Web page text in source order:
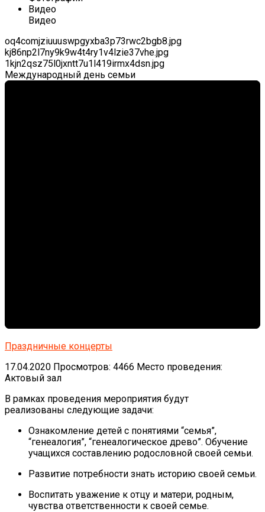
Видео
Видео
oq4comjziuuuswpgyxba3p73rwc2bgb8.jpg
kj86np2l7ny9k9w4t4ry1v4lzie37vhe.jpg
1kjn2qsz75l0jxntt7u1l419irmx4dsn.jpg
Международный день семьи
Праздничные концерты
17.04.2020 Просмотров: 4466 Место проведения:
Актовый зал
В рамках проведения мероприятия будут
реализованы следующие задачи:
Ознакомление детей с понятиями “семья”,
“генеалогия”, “генеалогическое древо”. Обучение
учащихся составлению родословной своей семьи.
Развитие потребности знать историю своей семьи.
Воспитать уважение к отцу и матери, родным,
чувства ответственности к своей семье.